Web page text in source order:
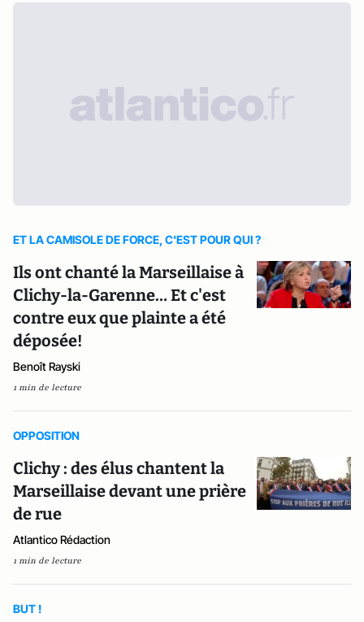
ET LA CAMISOLE DE FORCE, C'EST POUR QUI ?
Ils ont chanté la Marseillaise à
Clichy-la-Garenne… Et c'est
contre eux que plainte a été
déposée!
Benoît Rayski
1 min de lecture
OPPOSITION
Clichy : des élus chantent la
Marseillaise devant une prière
de rue
Atlantico Rédaction
1 min de lecture
BUT !